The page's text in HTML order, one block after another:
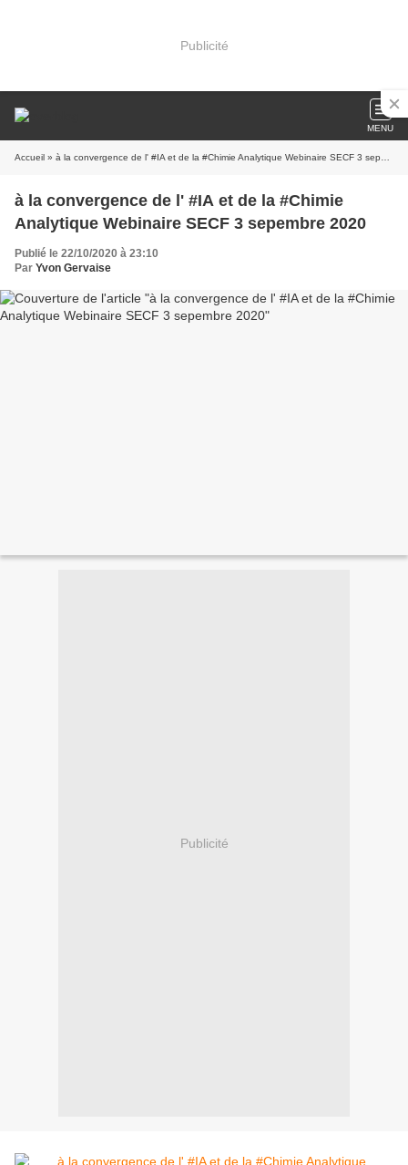
Publicité
MENU
Accueil » à la convergence de l' #IA et de la #Chimie Analytique Webinaire SECF 3 sepembre 2020
à la convergence de l' #IA et de la #Chimie
Analytique Webinaire SECF 3 sepembre 2020
Publié le 22/10/2020 à 23:10
Par Yvon Gervaise
Publicité